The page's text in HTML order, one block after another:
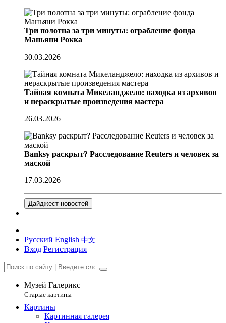
Три полотна за три минуты: ограбление фонда
Маньяни Рокка
30.03.2026
Тайная комната Микеланджело: находка из архивов
и нераскрытые произведения мастера
26.03.2026
Banksy раскрыт? Расследование Reuters и человек за
маской
17.03.2026
Дайджест новостей
Русский English 中文
Вход Регистрация
Музей Галерикс
Старые картины
Картины
Картинная галерея